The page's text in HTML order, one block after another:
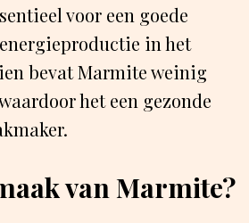
voor een goede
in het
bevat Marmite weinig
het een gezonde
van Marmite?